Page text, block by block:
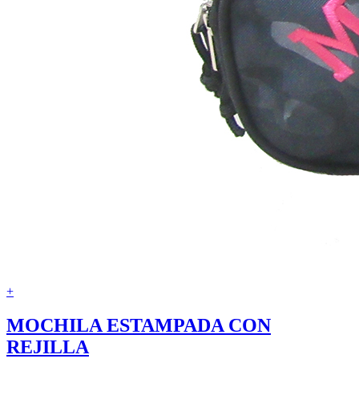
+
MOCHILA ESTAMPADA CON
REJILLA